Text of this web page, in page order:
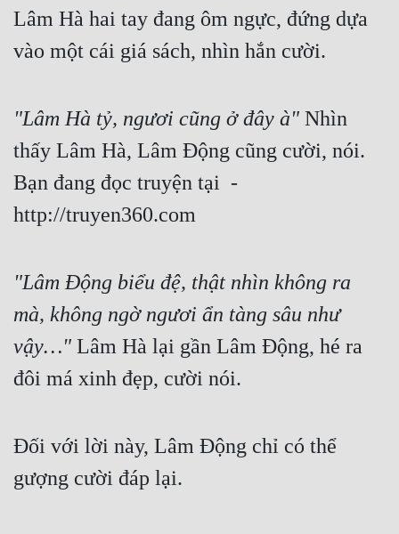
Lâm Hà hai tay đang ôm ngực, đứng dựa
vào một cái giá sách, nhìn hắn cười.
"Lâm Hà tỷ, ngươi cũng ở đây à" Nhìn
thấy Lâm Hà, Lâm Động cũng cười, nói.
Bạn đang đọc truyện tại -
http://truyen360.com
"Lâm Động biểu đệ, thật nhìn không ra
mà, không ngờ ngươi ẩn tàng sâu như
vậy…" Lâm Hà lại gần Lâm Động, hé ra
đôi má xinh đẹp, cười nói.
Đối với lời này, Lâm Động chỉ có thể
gượng cười đáp lại.